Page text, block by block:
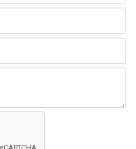
Dos terrazas
vistas, ademas
niveles de la propiedad.
exclusividad en una de